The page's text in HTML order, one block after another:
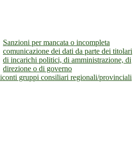
Sanzioni per mancata o incompleta
comunicazione dei dati da parte dei titolari
di incarichi politici, di amministrazione, di
direzione o di governo
gruppi consiliari regionali/provinciali